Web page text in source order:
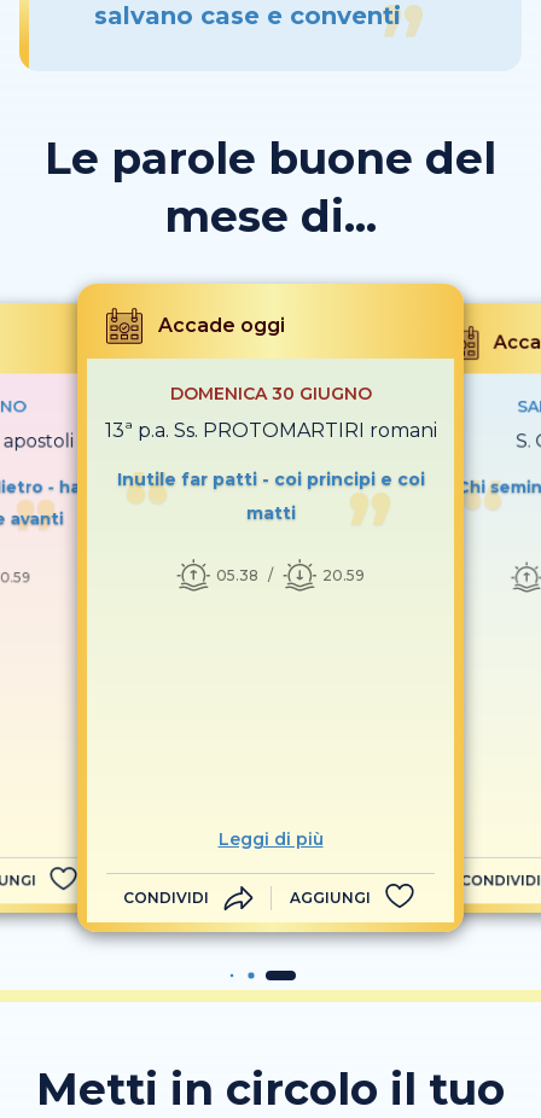
salvano case e conventi
Le parole buone del
mese di...
apostoli
- ha
avanti
Accade oggi
DOMENICA 30 GIUGNO
13ª p.a. Ss. PROTOMARTIRI romani
Inutile far patti - coi principi e coi
matti
05.38 20.59
Leggi di più
CONDIVIDI AGGIUNGI
S.
Chi
CONDIVIDI
Metti in circolo il tuo